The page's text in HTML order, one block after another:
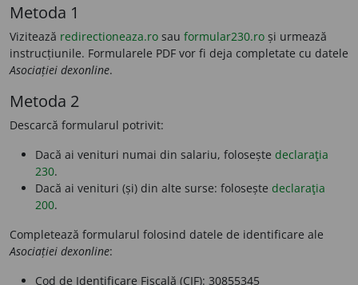
Metoda 1
Vizitează redirectioneaza.ro sau formular230.ro și urmează
instrucțiunile. Formularele PDF vor fi deja completate cu datele
Asociației dexonline.
Metoda 2
Descarcă formularul potrivit:
Dacă ai venituri numai din salariu, folosește declaraţia
230.
Dacă ai venituri (și) din alte surse: folosește declaraţia
200.
Completează formularul folosind datele de identificare ale
Asociației dexonline:
Cod de Identificare Fiscală (CIF): 30855345